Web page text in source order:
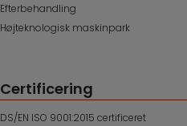
Efterbehandling
Højteknologisk maskinpark
Certificering
DS/EN ISO 9001:2015 certificeret